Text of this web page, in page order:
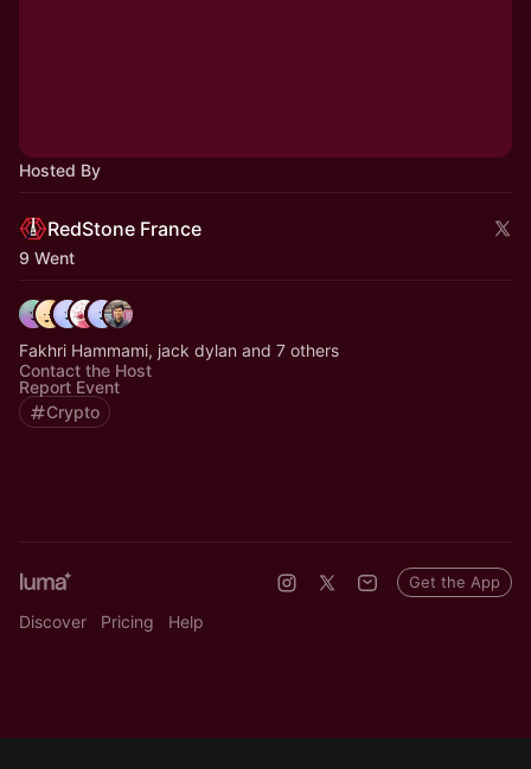
Hosted By
RedStone France
9 Went
Fakhri Hammami, jack dylan and 7 others
Contact the Host
Report Event
Crypto
Discover Pricing Help
Get the App